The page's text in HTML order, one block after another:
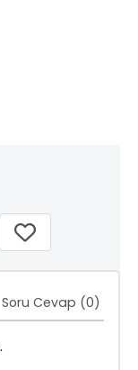
Soru Cevap (0)